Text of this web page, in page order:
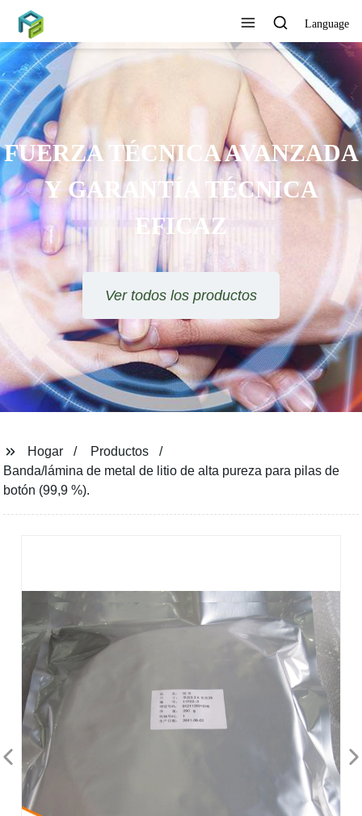
Language
FUERZA TÉCNICA AVANZADA
Y GARANTÍA TÉCNICA
EFICAZ
Ver todos los productos
Hogar
Productos
Banda/lámina de metal de litio de alta pureza para pilas de
botón (99,9 %).